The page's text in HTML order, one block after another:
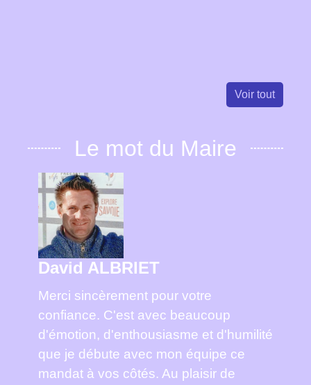
Voir tout
Le mot du Maire
David ALBRIET
Merci sincèrement pour votre
confiance. C'est avec beaucoup
d'émotion, d'enthousiasme et d'humilité
que je débute avec mon équipe ce
mandat à vos côtés. Au plaisir de